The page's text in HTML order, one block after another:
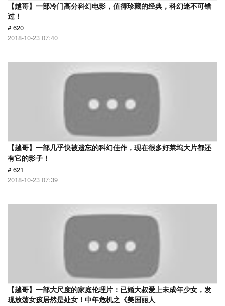
【越哥】一部冷门高分科幻电影，值得珍藏的经典，科幻迷不可错
过！
# 620
2018-10-23 07:40
【越哥】一部几乎快被遗忘的科幻佳作，现在很多好莱坞大片都还
有它的影子！
# 621
2018-10-23 07:39
【越哥】一部大尺度的家庭伦理片：已婚大叔爱上未成年少女，发
现放荡女孩居然是处女！中年危机之《美国丽人